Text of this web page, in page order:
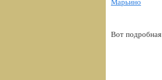
Марьино
Вот подробная